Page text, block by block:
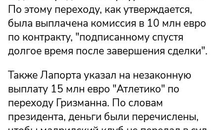
По этому переходу, как утверждается,
была выплачена комиссия в 10 млн евро
по контракту, "подписанному спустя
долгое время после завершения сделки".
Также Лапорта указал на незаконную
выплату 15 млн евро "Атлетико" по
переходу Гризманна. По словам
президента, деньги были перечислены,